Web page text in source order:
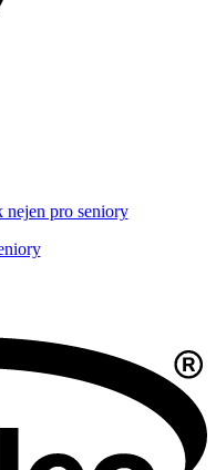
nejen pro seniory